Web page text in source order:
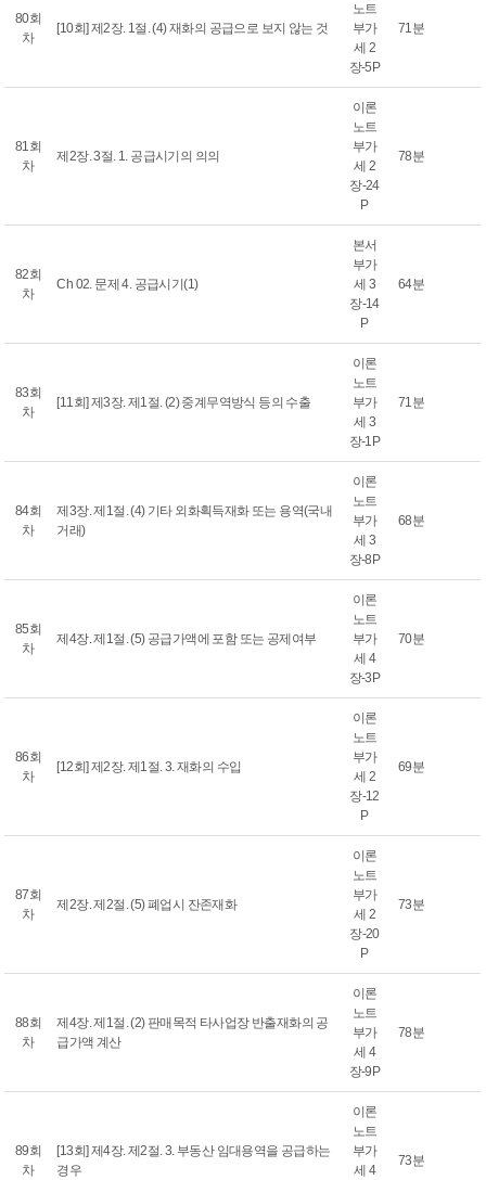
80회
차
[10회] 제2장. 1절. (4) 재화의 공급으로 보지 않는 것
노트
부가
세 2
장-5P
71분
81회
차
제2장. 3절. 1. 공급시기의 의의
이론
노트
부가
세 2
장-24
P
78분
82회
차
Ch 02. 문제 4. 공급시기(1)
본서
부가
세 3
장-14
P
64분
83회
차
[11회] 제3장. 제1절. (2) 중계무역방식 등의 수출
이론
노트
부가
세 3
장-1P
71분
84회
차
제3장. 제1절. (4) 기타 외화획득재화 또는 용역(국내
거래)
이론
노트
부가
세 3
장-8P
68분
85회
차
제4장. 제1절. (5) 공급가액에 포함 또는 공제여부
이론
노트
부가
세 4
장-3P
70분
86회
차
[12회] 제2장. 제1절. 3. 재화의 수입
이론
노트
부가
세 2
장-12
P
69분
87회
차
제2장. 제2절. (5) 폐업시 잔존재화
이론
노트
부가
세 2
장-20
P
73분
88회
차
제4장. 제1절. (2) 판매목적 타사업장 반출재화의 공
급가액 계산
이론
노트
부가
세 4
장-9P
78분
89회
차
[13회] 제4장. 제2절. 3. 부동산 임대용역을 공급하는
경우
이론
노트
부가
세 4
73분